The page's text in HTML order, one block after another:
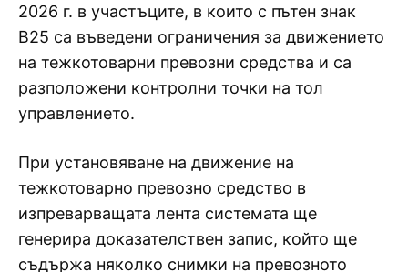
2026 г. в участъците, в които с пътен знак
В25 са въведени ограничения за движението
на тежкотоварни превозни средства и са
разположени контролни точки на тол
управлението.
При установяване на движение на
тежкотоварно превозно средство в
изпреварващата лента системата ще
генерира доказателствен запис, който ще
съдържа няколко снимки на превозното